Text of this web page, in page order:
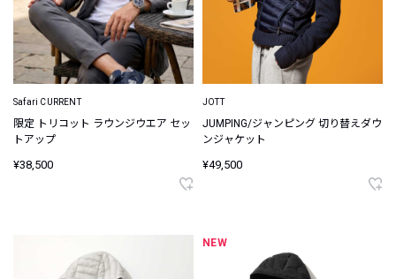
Safari CURRENT
限定 トリコット ラウンジウエア セッ
トアップ
¥38,500
JOTT
JUMPING/ジャンピング 切り替えダウ
ンジャケット
¥49,500
NEW